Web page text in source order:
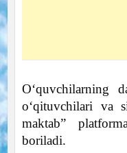
O‘quvchilarning
o‘qituvchilari va
maktab”
boriladi.